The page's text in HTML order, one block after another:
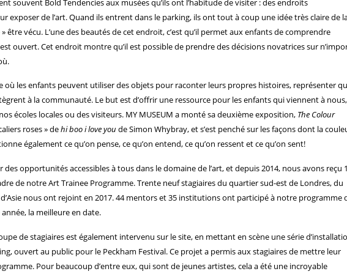
souvent Bold Tendencies aux musées qu’ils ont l’habitude de visiter : des endroits
exposer de l’art. Quand ils entrent dans le parking, ils ont tout à coup une idée très claire de
être vécu. L’une des beautés de cet endroit, c’est qu’il permet aux enfants de comprendre
ouvert. Cet endroit montre qu’il est possible de prendre des décisions novatrices sur
où les enfants peuvent utiliser des objets pour raconter leurs propres histoires, représenter
à la communauté. Le but est d’offrir une ressource pour les enfants qui viennent à nous,
écoles locales ou des visiteurs. MY MUSEUM a monté sa deuxième exposition, The Colour
roses » dehi boo i love you de Simon Whybray, et s’est penché sur les façons dont la
également ce qu’on pense, ce qu’on entend, ce qu’on ressent et ce qu’on sent!
opportunités accessibles à tous dans le domaine de l’art, et depuis 2014, nous avons reçu
de notre Art Trainee Programme. Trente neuf stagiaires du quartier sud-est de Londres, du
d’Asie nous ont rejoint en 2017. 44 mentors et 35 institutions ont participé à notre programme
la meilleure en date.
de stagiaires est également intervenu sur le site, en mettant en scène une série
ouvert au public pour le Peckham Festival. Ce projet a permis aux stagiaires de mettre leur
Pour beaucoup d’entre eux, qui sont de jeunes artistes, cela a été une incroyable